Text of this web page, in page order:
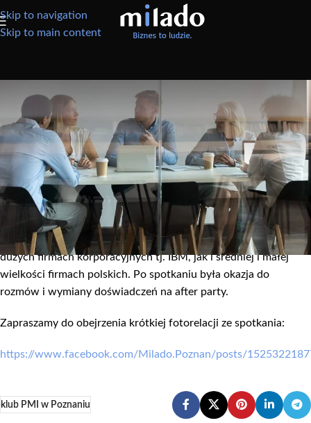
Skip to navigation
Skip to main content
Milado na spotkaniu klubu PMI
W czwartek 30.10.2014 r. mieliśmy okazję gościć na spotkaniu
klubu PMI w Poznaniu. Adrian Wrociński z Milado podzielił się z
licznie przybyłymi uczestnikami własnymi doświadczeniami
związanymi z systemem ocen pracowników w swojej firmie.
Pozostali prelegenci prezentowali systemy ocen z firm, w
których pracują, lub pracowali. Były to doświadczenia zebrane z
dużych firmach korporacyjnych tj. IBM, jak i średniej i małej
wielkości firmach polskich. Po spotkaniu była okazja do
rozmów i wymiany doświadczeń na after party.
Zapraszamy do obejrzenia krótkiej fotorelacji ze spotkania:
https://www.facebook.com/Milado.Poznan/posts/
klub PMI w Poznaniu